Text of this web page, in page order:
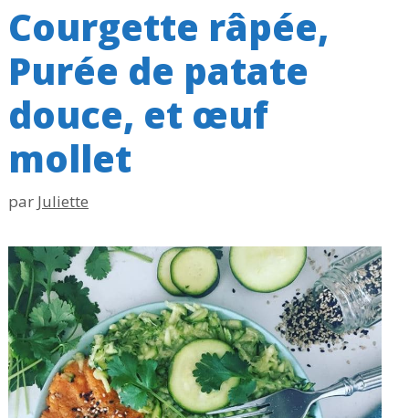
Courgette râpée,
Purée de patate
douce, et œuf
mollet
par Juliette